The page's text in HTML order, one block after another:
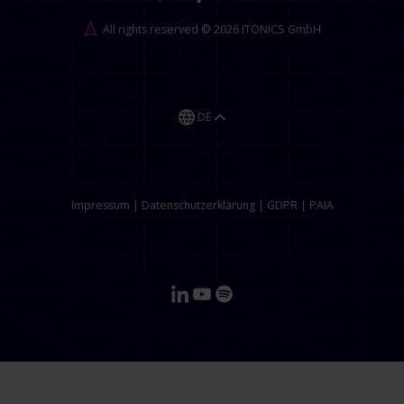
All rights reserved © 2026 ITONICS GmbH
DE
Impressum | Datenschutzerklärung| GDPR | PAIA